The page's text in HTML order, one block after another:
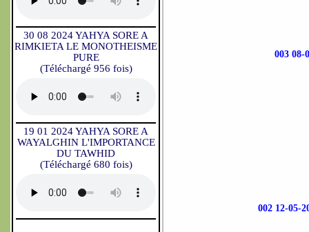
30 08 2024 YAHYA SORE A
RIMKIETA LE MONOTHEISME
PURE
(Téléchargé 956 fois)
19 01 2024 YAHYA SORE A
WAYALGHIN L'IMPORTANCE
DU TAWHID
(Téléchargé 680 fois)
003 08-
002 12-05-